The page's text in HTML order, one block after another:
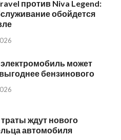
против Niva Legend:
обойдется
электромобиль может
бензинового
траты ждут нового
автомобиля